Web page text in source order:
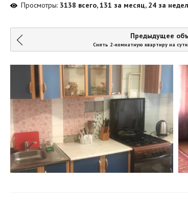
Просмотры: 3138 всего, 131 за месяц, 24 за
Предыдущее
Снять 2-комнатную квартиру на